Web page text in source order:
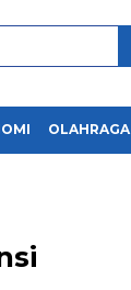
OLAHRAGA